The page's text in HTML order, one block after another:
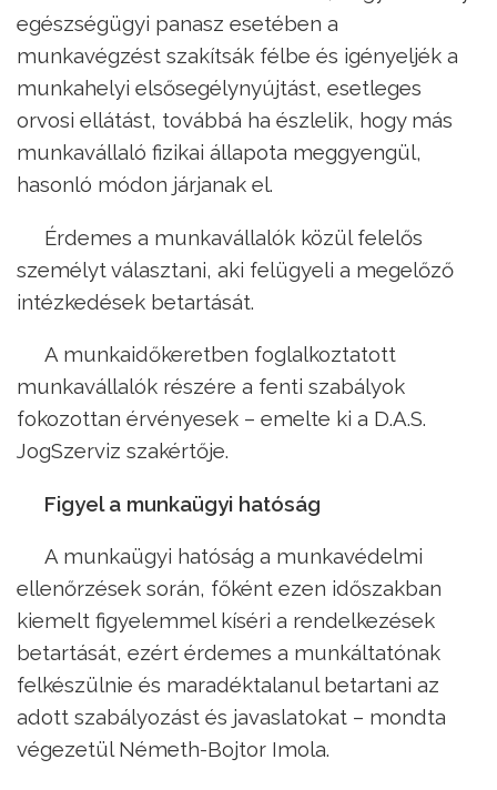
egészségügyi panasz esetében a
munkavégzést szakítsák félbe és igényeljék a
munkahelyi elsősegélynyújtást, esetleges
orvosi ellátást, továbbá ha észlelik, hogy más
munkavállaló fizikai állapota meggyengül,
hasonló módon járjanak el.
Érdemes a munkavállalók közül felelős
személyt választani, aki felügyeli a megelőző
intézkedések betartását.
A munkaidőkeretben foglalkoztatott
munkavállalók részére a fenti szabályok
fokozottan érvényesek – emelte ki a D.A.S.
JogSzerviz szakértője.
Figyel a munkaügyi hatóság
A munkaügyi hatóság a munkavédelmi
ellenőrzések során, főként ezen időszakban
kiemelt figyelemmel kíséri a rendelkezések
betartását, ezért érdemes a munkáltatónak
felkészülnie és maradéktalanul betartani az
adott szabályozást és javaslatokat – mondta
végezetül Németh-Bojtor Imola.